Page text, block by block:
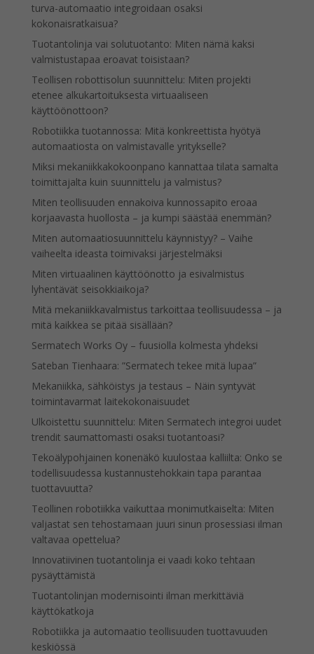
turva-automaatio integroidaan osaksi
kokonaisratkaisua?
Tuotantolinja vai solutuotanto: Miten nämä kaksi
valmistustapaa eroavat toisistaan?
Teollisen robottisolun suunnittelu: Miten projekti
etenee alkukartoituksesta virtuaaliseen
käyttöönottoon?
Robotiikka tuotannossa: Mitä konkreettista hyötyä
automaatiosta on valmistavalle yritykselle?
Miksi mekaniikkakokoonpano kannattaa tilata samalta
toimittajalta kuin suunnittelu ja valmistus?
Miten teollisuuden ennakoiva kunnossapito eroaa
korjaavasta huollosta – ja kumpi säästää enemmän?
Miten automaatiosuunnittelu käynnistyy? – Vaihe
vaiheelta ideasta toimivaksi järjestelmäksi
Miten virtuaalinen käyttöönotto ja esivalmistus
lyhentävät seisokkiaikoja?
Mitä mekaniikkavalmistus tarkoittaa teollisuudessa – ja
mitä kaikkea se pitää sisällään?
Sermatech Works Oy – fuusiolla kolmesta yhdeksi
Sateban Tienhaara: ”Sermatech tekee mitä lupaa”
Mekaniikka, sähköistys ja testaus – Näin syntyvät
toimintavarmat laitekokonaisuudet
Ulkoistettu suunnittelu: Miten Sermatech integroi uudet
trendit saumattomasti osaksi tuotantoasi?
Tekoälypohjainen konenäkö kuulostaa kalliilta: Onko se
todellisuudessa kustannustehokkain tapa parantaa
tuottavuutta?
Teollinen robotiikka vaikuttaa monimutkaiselta: Miten
valjastat sen tehostamaan juuri sinun prosessiasi ilman
valtavaa opettelua?
Innovatiivinen tuotantolinja ei vaadi koko tehtaan
pysäyttämistä
Tuotantolinjan modernisointi ilman merkittäviä
käyttökatkoja
Robotiikka ja automaatio teollisuuden tuottavuuden
keskiössä